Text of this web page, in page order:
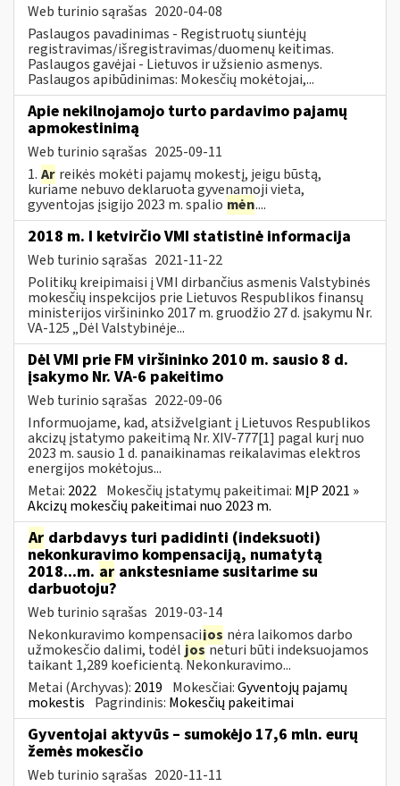
Web turinio sąrašas 2020-04-08
Paslaugos pavadinimas - Registruotų siuntėjų
registravimas/išregistravimas/duomenų keitimas.
Paslaugos gavėjai - Lietuvos ir užsienio asmenys.
Paslaugos apibūdinimas: Mokesčių mokėtojai,...
Apie nekilnojamojo turto pardavimo pajamų
apmokestinimą
Web turinio sąrašas 2025-09-11
1. Ar reikės mokėti pajamų mokestį, jeigu būstą,
kuriame nebuvo deklaruota gyvenamoji vieta,
gyventojas įsigijo 2023 m. spalio mėn....
2018 m. I ketvirčio VMI statistinė informacija
Web turinio sąrašas 2021-11-22
Politikų kreipimaisi į VMI dirbančius asmenis Valstybinės
mokesčių inspekcijos prie Lietuvos Respublikos finansų
ministerijos viršininko 2017 m. gruodžio 27 d. įsakymu Nr.
VA-125 „Dėl Valstybinėje...
Dėl VMI prie FM viršininko 2010 m. sausio 8 d.
įsakymo Nr. VA-6 pakeitimo
Web turinio sąrašas 2022-09-06
Informuojame, kad, atsižvelgiant į Lietuvos Respublikos
akcizų įstatymo pakeitimą Nr. XIV-777[1] pagal kurį nuo
2023 m. sausio 1 d. panaikinamas reikalavimas elektros
energijos mokėtojus...
Metai: 2022 Mokesčių įstatymų pakeitimai: MĮP 2021 »
Akcizų mokesčių pakeitimai nuo 2023 m.
Ar darbdavys turi padidinti (indeksuoti)
nekonkuravimo kompensaciją, numatytą
2018...m. ar ankstesniame susitarime su
darbuotoju?
Web turinio sąrašas 2019-03-14
Nekonkuravimo kompensacijos nėra laikomos darbo
užmokesčio dalimi, todėl josneturi būti indeksuojamos
taikant 1,289 koeficientą. Nekonkuravimo...
Metai (Archyvas): 2019 Mokesčiai:Gyventojų pajamų
mokestis Pagrindinis: Mokesčių pakeitimai
Gyventojai aktyvūs – sumokėjo 17,6 mln. eurų
žemės mokesčio
Web turinio sąrašas 2020-11-11